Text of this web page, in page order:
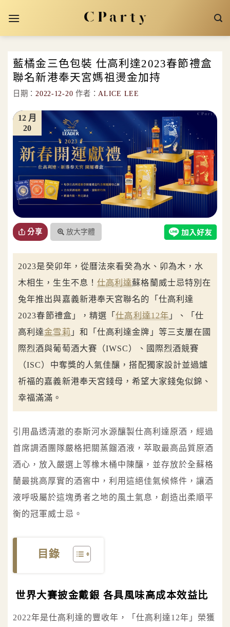
藍橘金三色包裝 仕高利達2023春節禮盒
聯名新港奉天宮媽祖燙金加持
日期：2022-12-20 作者：ALICE LEE
20
12 月
分享 放大字體
2023是癸卯年，從曆法來看癸為水、卯為木，水
木相生，生生不息！ 仕高利達蘇格蘭威士忌特別在
兔年推出與嘉義新港奉天宮聯名的「仕高利達
2023春節禮盒」，精選「仕高利達12年 」、「仕
高利達金雪莉」和「仕高利達金牌」等三支屢在國
際烈酒與葡萄酒大賽（IWSC）、國際烈酒競賽
（ISC）中奪獎的人氣佳釀，搭配獨家設計並過爐
祈福的嘉義新港奉天宮錢母，希望大家錢兔似錦、
幸福滿滿。
引用晶透清澈的泰斯河水源釀製仕高利達原酒，經過
首席調酒團隊嚴格把關蒸餾酒液，萃取最高品質原酒
酒心，放入嚴選上等橡木桶中陳釀，並存放於全蘇格
蘭最挑高厚實的酒窖中，利用這絕佳氣候條件，讓酒
液呼吸屬於這塊勇者之地的風土氣息，創造出柔順平
衡的冠軍威士忌。
目錄
世界大賽披金戴銀 各具風味高成本效益比
2022年是仕高利達的豐收年，「仕高利達12年」榮獲